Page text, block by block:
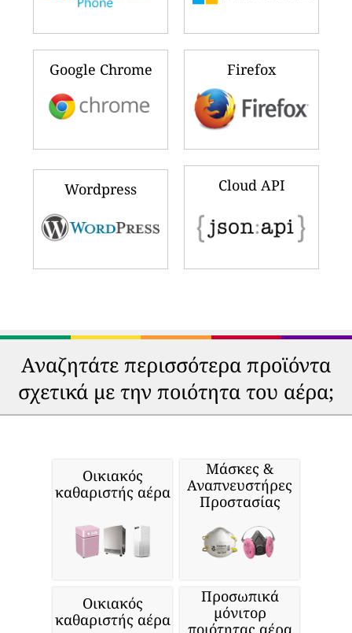
Google Chrome Firefox
Wordpress Cloud API
Αναζητάτε περισσότερα προϊόντα
σχετικά με την ποιότητα του αέρα;
Οικιακός
καθαριστής αέρα
Μάσκες &
Αναπνευστήρες
Προστασίας
Οικιακός
καθαριστής αέρα
Προσωπικά
μόνιτορ
ποιότητας αέρα